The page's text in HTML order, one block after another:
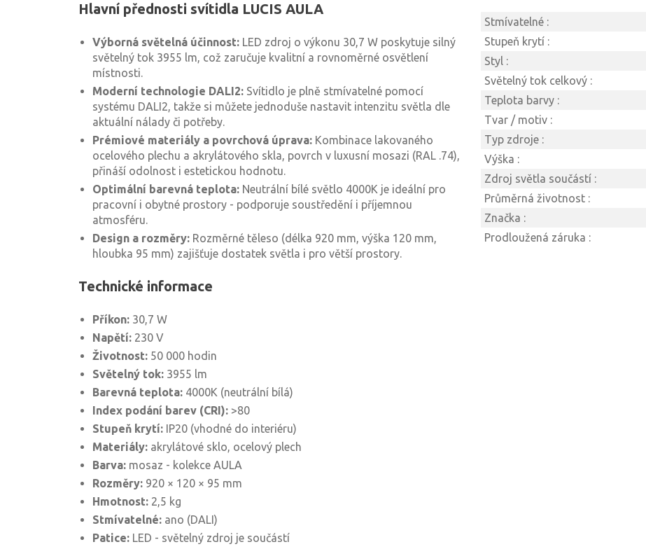
Hlavní přednosti svítidla LUCIS AULA
Výborná světelná účinnost: LED zdroj o výkonu 30,7 W poskytuje silný
světelný tok 3955 lm, což zaručuje kvalitní a rovnoměrné osvětlení
místnosti.
Moderní technologie DALI2: Svítidlo je plně stmívatelné pomocí
systému DALI2, takže si můžete jednoduše nastavit intenzitu světla dle
aktuální nálady či potřeby.
Prémiové materiály a povrchová úprava: Kombinace lakovaného
ocelového plechu a akrylátového skla, povrch v luxusní mosazi (RAL .74),
přináší odolnost i estetickou hodnotu.
Optimální barevná teplota: Neutrální bílé světlo 4000K je ideální pro
pracovní i obytné prostory - podporuje soustředění i příjemnou
atmosféru.
Design a rozměry: Rozměrné těleso (délka 920 mm, výška 120 mm,
hloubka 95 mm) zajišťuje dostatek světla i pro větší prostory.
Technické informace
Příkon: 30,7 W
Napětí: 230 V
Životnost: 50 000 hodin
Světelný tok: 3955 lm
Barevná teplota: 4000K (neutrální bílá)
Index podání barev (CRI): >80
Stupeň krytí: IP20 (vhodné do interiéru)
Materiály: akrylátové sklo, ocelový plech
Barva: mosaz - kolekce AULA
Rozměry: 920 × 120 × 95 mm
Hmotnost: 2,5 kg
Stmívatelné: ano (DALI)
Patice: LED - světelný zdroj je součástí
Stmívatelné :
Stupeň krytí :
Styl :
Světelný tok celkový :
Teplota barvy :
Tvar / motiv :
Typ zdroje :
Výška :
Zdroj světla součástí :
Průměrná životnost :
Značka :
Prodloužená záruka :